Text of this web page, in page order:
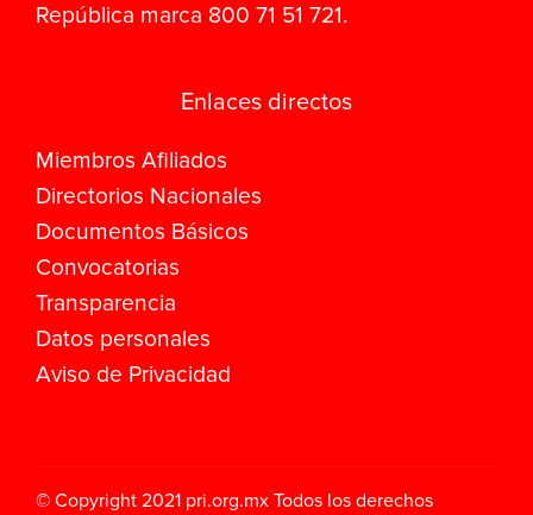
República marca 800 71 51 721.
Enlaces directos
Miembros Afiliados
Directorios Nacionales
Documentos Básicos
Convocatorias
Transparencia
Datos personales
Aviso de Privacidad
© Copyright 2021 pri.org.mx Todos los derechos